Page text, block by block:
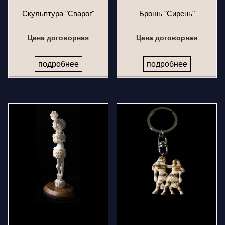
Скульптура "Сварог"
Цена договорная
подробнее
Брошь "Сирень"
Цена договорная
подробнее